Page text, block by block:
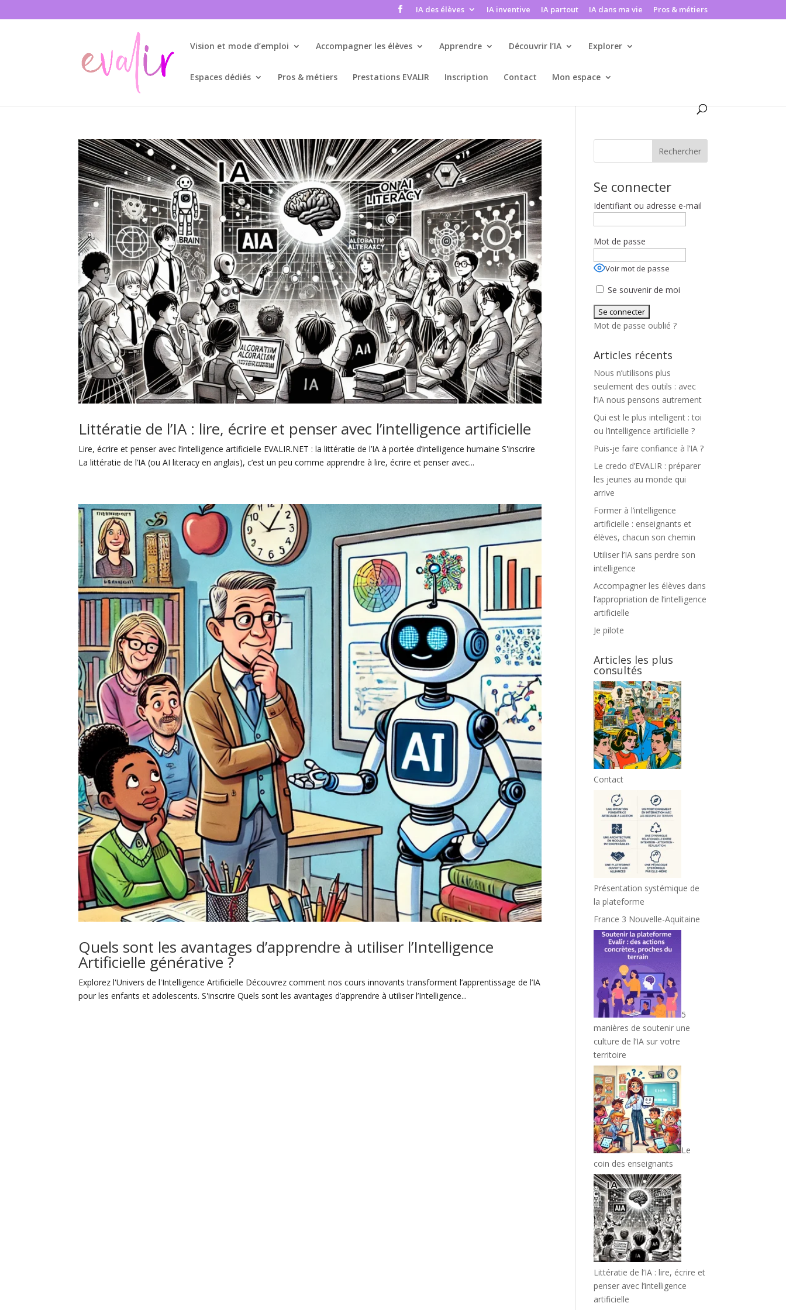
IA des élèves IA inventive IA partout IA dans ma vie Pros & métiers
Vision et mode d’emploi Accompagner les élèves Apprendre Découvrir l’IA Explorer
Espaces dédiés Pros & métiers Prestations EVALIR Inscription Contact Mon espace
Littératie de l’IA : lire, écrire et penser avec l’intelligence artificielle
Lire, écrire et penser avec l’intelligence artificielle EVALIR.NET : la littératie de l’IA à portée d’intelligence humaine S'inscrire
La littératie de l’IA (ou AI literacy en anglais), c’est un peu comme apprendre à lire, écrire et penser avec...
Quels sont les avantages d’apprendre à utiliser l’Intelligence
Artificielle générative ?
Explorez l'Univers de l'Intelligence Artificielle Découvrez comment nos cours innovants transforment l’apprentissage de l’IA
pour les enfants et adolescents. S'inscrire Quels sont les avantages d’apprendre à utiliser l’Intelligence...
Rechercher
Se connecter
Identifiant ou adresse e-mail
Mot de passe
Voir mot de passe
Se souvenir de moi
Mot de passe oublié ?
Articles récents
Nous n’utilisons plus
seulement des outils : avec
l’IA nous pensons autrement
Qui est le plus intelligent : toi
ou l’intelligence artificielle ?
Puis-je faire confiance à l’IA ?
Le credo d’EVALIR : préparer
les jeunes au monde qui
arrive
Former à l’intelligence
artificielle : enseignants et
élèves, chacun son chemin
Utiliser l’IA sans perdre son
intelligence
Accompagner les élèves dans
l’appropriation de l’intelligence
artificielle
Je pilote
Articles les plus
consultés
Contact
Présentation systémique de
la plateforme
France 3 Nouvelle-Aquitaine
5
manières de soutenir une
culture de l’IA sur votre
territoire
Le
coin des enseignants
Littératie de l’IA : lire, écrire et
penser avec l’intelligence
artificielle